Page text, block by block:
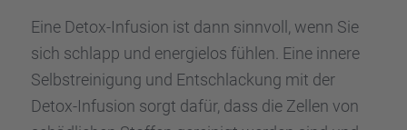
Eine Detox-Infusion ist dann sinnvoll, wenn Sie
sich schlapp und energie­los fühlen. Eine innere
Selbst­rei­ni­gung und Entschla­ckung mit der
Detox-Infusion sorgt dafür, dass die Zellen von